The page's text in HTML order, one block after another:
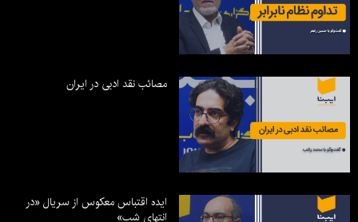
مصائب نقد ادبی در ایران
ایده اقتباس معکوس از سریال «در
انتهای شب»